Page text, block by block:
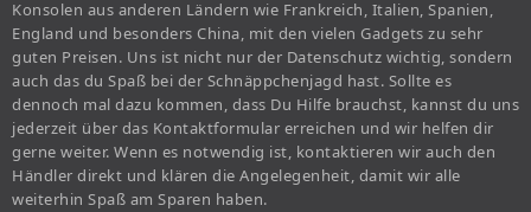
Konsolen aus anderen Ländern wie Frankreich, Italien, Spanien,
England und besonders China, mit den vielen Gadgets zu sehr
guten Preisen. Uns ist nicht nur der Datenschutz wichtig, sondern
auch das du Spaß bei der Schnäppchenjagd hast. Sollte es
dennoch mal dazu kommen, dass Du Hilfe brauchst, kannst du uns
jederzeit über das Kontaktformular erreichen und wir helfen dir
gerne weiter. Wenn es notwendig ist, kontaktieren wir auch den
Händler direkt und klären die Angelegenheit, damit wir alle
weiterhin Spaß am Sparen haben.